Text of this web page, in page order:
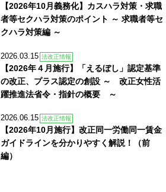
【2026年10月義務化】カスハラ対策・求職
者等セクハラ対策のポイント ～ 求職者等セ
クハラ対策編 ～
2026.03.15 法改正情報
【2026年４月施行】「えるぼし」認定基準
の改正、プラス認定の創設 ～ 改正女性活
躍推進法省令・指針の概要 ～
2026.06.15 法改正情報
【2026年10月施行】改正同一労働同一賃金
ガイドラインを分かりやすく解説！（前
編）